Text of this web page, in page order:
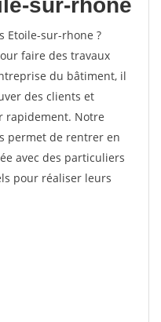
sur-rhone
Etoile-sur-rhone ?
faire des travaux
du bâtiment, il
des clients et
rapidement. Notre
permet de rentrer en
avec des particuliers
pour réaliser leurs